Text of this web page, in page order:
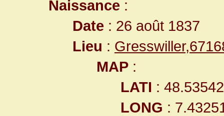
Naissance :
Date : 26 août 1837
Lieu :
MAP :
LATI :
LONG :